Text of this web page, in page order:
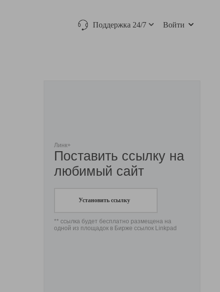
Поддержка 24/7 Войти
Линк+
Поставить ссылку на
любимый сайт
Установить ссылку
** ссылка будет бесплатно размещена на
одной из площадок в Бирже ссылок Linkpad